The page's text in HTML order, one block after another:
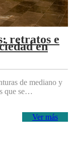
retratos e
en
de mediano y
que se…
Ver más